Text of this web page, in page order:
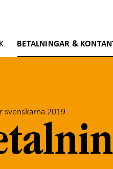
BETALNINGAR &
svenskarna 2019